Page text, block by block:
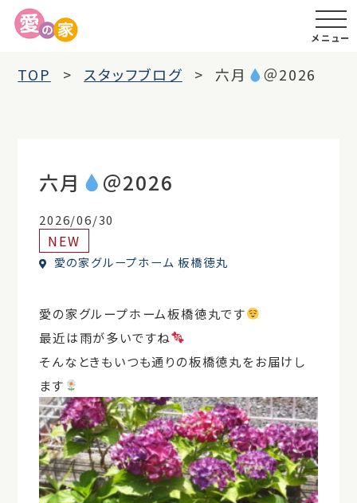
メニュー
TOP スタッフブログ 六月 ＠2026
六月 ＠2026
2026/06/30
NEW
愛の家グループホーム 板橋徳丸
愛の家グループホーム板橋徳丸です
最近は雨が多いですね
そんなときもいつも通りの板橋徳丸をお届けし
ます